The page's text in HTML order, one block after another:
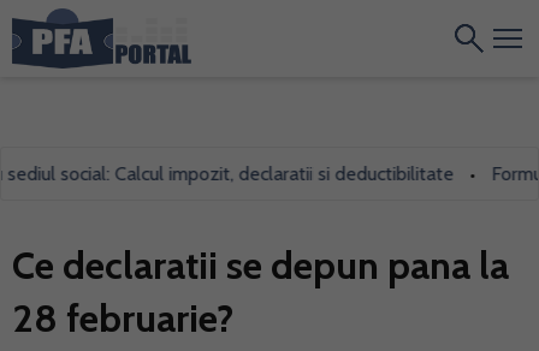
social: Calcul impozit, declaratii si deductibilitate •
Ce declaratii se depun pana la
28 februarie?